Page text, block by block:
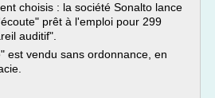
choisis : la société Sonalto lance
prêt à l'emploi pour 299
auditif".
est vendu sans ordonnance, en